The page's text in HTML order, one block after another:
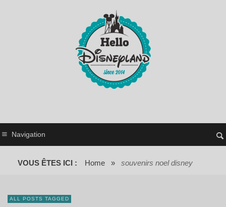
Navigation
VOUS ÊTES ICI : Home » souvenirs noel disney
ALL POSTS TAGGED